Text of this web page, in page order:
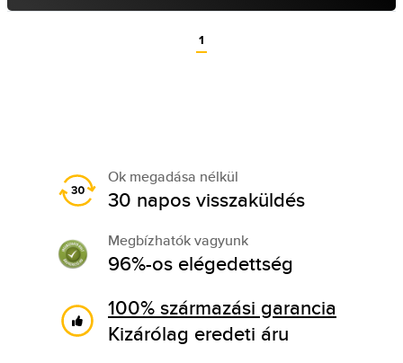
1
Ok megadása nélkül
30 napos visszaküldés
Megbízhatók vagyunk
96%-os elégedettség
100% származási garancia
Kizárólag eredeti áru